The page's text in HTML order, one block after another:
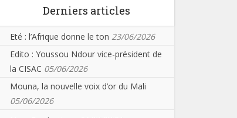
Derniers articles
Eté : l’Afrique donne le ton 23/06/2026
Edito : Youssou Ndour vice-président de
la CISAC 05/06/2026
Mouna, la nouvelle voix d’or du Mali
05/06/2026